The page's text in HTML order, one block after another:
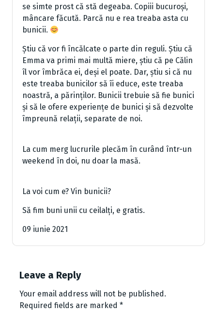
se simte prost că stă degeaba. Copiii bucuroși,
mâncare făcută. Parcă nu e rea treaba asta cu
bunicii.
Știu că vor fi încălcate o parte din reguli. Știu că
Emma va primi mai multă miere, știu că pe Călin
îl vor îmbrăca ei, deși el poate. Dar, știu si că nu
este treaba bunicilor să îi educe, este treaba
noastră, a părinților. Bunicii trebuie să fie bunici
și să le ofere experiențe de bunici și să dezvolte
împreună relații, separate de noi.
La cum merg lucrurile plecăm în curând într-un
weekend în doi, nu doar la masă.
La voi cum e? Vin bunicii?
Să fim buni unii cu ceilalți, e gratis.
09 iunie 2021
Leave a Reply
Your email address will not be published.
Required fields are marked *